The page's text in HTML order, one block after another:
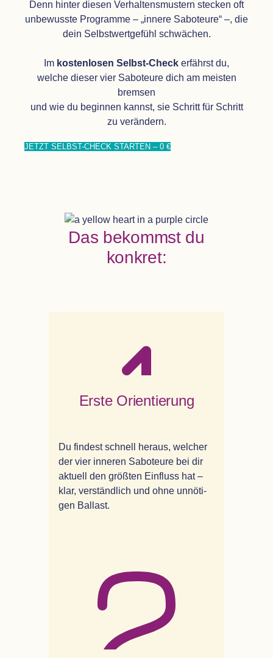
Denn hin­ter die­sen Ver­hal­tens­mus­tern ste­cken oft
unbe­wusste Pro­gramme – „innere Sabo­teure“ –, die
dein Selbst­wert­ge­fühl schwä­chen.
Im kos­ten­lo­sen Selbst-Check erfährst du,
wel­che die­ser vier Sabo­teure dich am meis­ten
brem­sen
und wie du begin­nen kannst, sie Schritt für Schritt
zu verändern.
JETZT SELBST-CHECK STAR­TEN – 0 €
Das bekommst du
konkret:
Erste Ori­en­tie­rung
Du fin­dest schnell her­aus, wel­cher
der vier inne­ren Sabo­teure bei dir
aktu­ell den größ­ten Ein­fluss hat –
klar, ver­ständ­lich und ohne unnö­ti­
gen Ballast.